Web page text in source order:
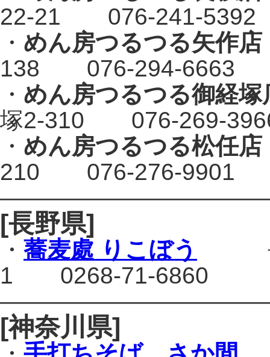
22-21 076-241-5392
・ めん房つるつる矢作店
138 076-294-6663
・ めん房つるつる御経塚
塚2-310 076-269-
・ めん房つるつる松任店
210 076-276-9901
[長野県]
・ 蕎麦處 りこぼう
長
1 0268-71-6860
[神奈川県]